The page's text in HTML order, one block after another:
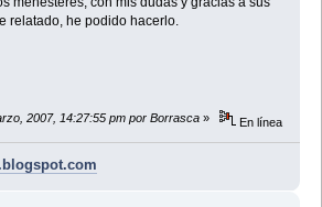
relatado, he podido hacerlo.
2007, 14:27:55 pm por Borrasca » En línea